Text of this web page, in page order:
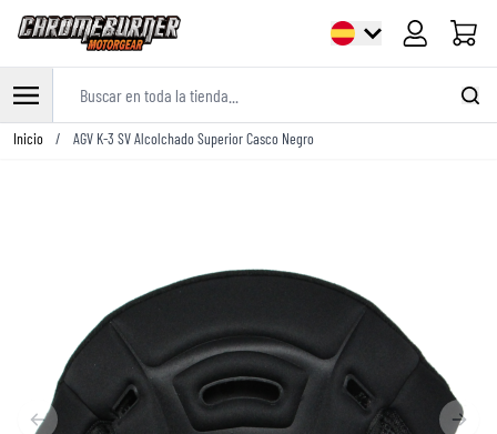
Ir al contenido
Inicio / AGV K-3 SV Alcolchado Superior Casco Negro